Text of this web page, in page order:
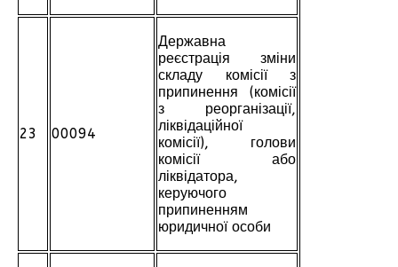
23 00094
Державна
реєстрація зміни
складу комісії з
припинення (комісії
з реорганізації,
ліквідаційної
комісії), голови
комісії або
ліквідатора,
керуючого
припиненням
юридичної особи